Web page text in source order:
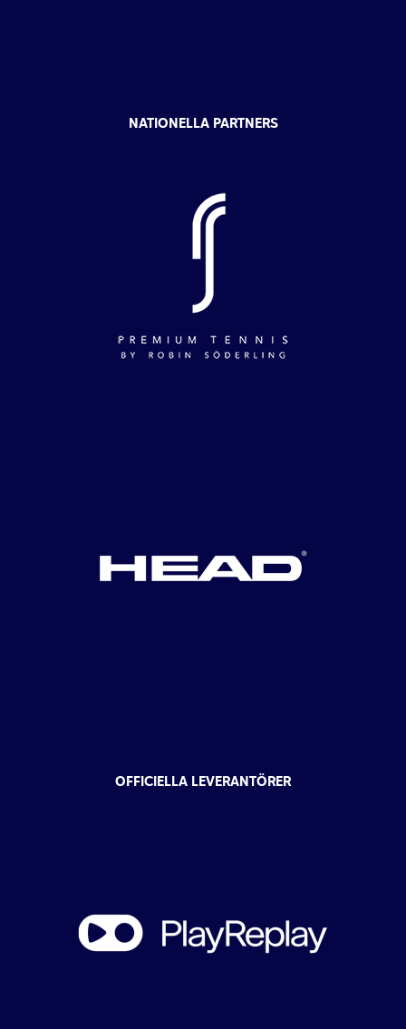
NATIONELLA PARTNERS
OFFICIELLA LEVERANTÖRER